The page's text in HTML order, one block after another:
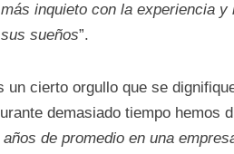
inquieto con la experiencia
sueños”.
cierto orgullo que se
demasiado tiempo hemos
de promedio en una